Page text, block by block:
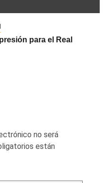
para el Real
no será
están